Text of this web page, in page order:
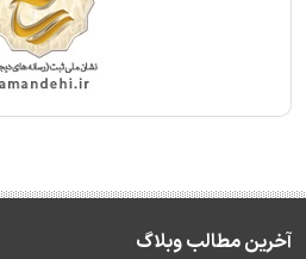
آخرین مطالب وبلاگ